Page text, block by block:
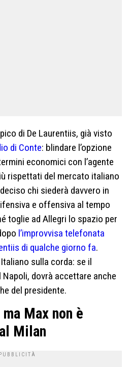
di De Laurentiis, già visto
di Conte: blindare l’opzione
economici con l’agente
rispettati del mercato italiano
chi siederà davvero in
e offensiva al tempo
toglie ad Allegri lo spazio per
l’improvvisa telefonata
di qualche giorno fa.
sulla corda: se il
dovrà accettare anche
del presidente.
Max non è
Milan